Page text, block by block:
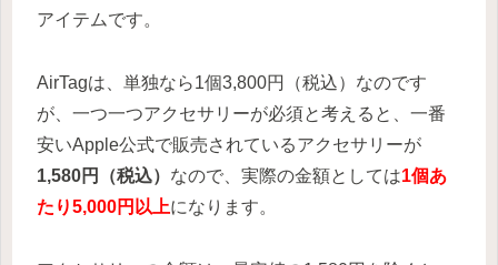
アイテムです。
AirTagは、単独なら1個3,800円（税込）なのです
が、一つ一つアクセサリーが必須と考えると、一番
安いApple公式で販売されているアクセサリーが
1,580円（税込） なので、実際の金額としては1個あ
たり5,000円以上になります。